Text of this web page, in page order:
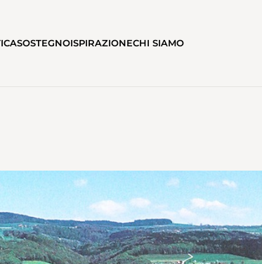
SOSTEGNOISPIRAZIONECHI SIAMO